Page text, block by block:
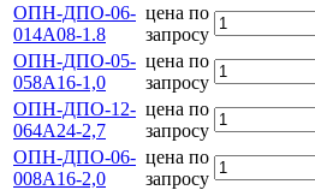
ОПН-ДПО-06-
014А08-1.8
цена по
запросу
ОПН-ДПО-05-
058А16-1,0
цена по
запросу
ОПН-ДПО-12-
064А24-2,7
цена по
запросу
ОПН-ДПО-06-
008А16-2,0
цена по
запросу